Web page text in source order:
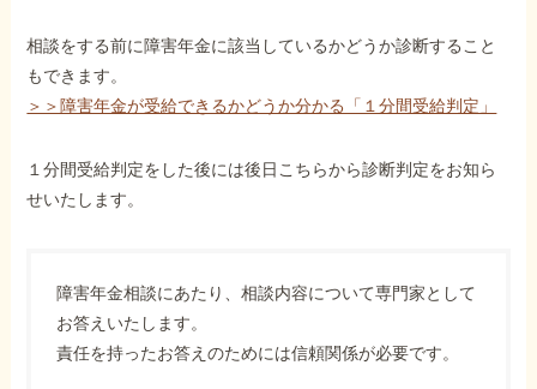
相談をする前に障害年金に該当しているかどうか診断すること
もできます。
＞＞障害年金が受給できるかどうか分かる「１分間受給判定」
１分間受給判定をした後には後日こちらから診断判定をお知ら
せいたします。
障害年金相談にあたり、相談内容について専門家として
お答えいたします。
責任を持ったお答えのためには信頼関係が必要です。